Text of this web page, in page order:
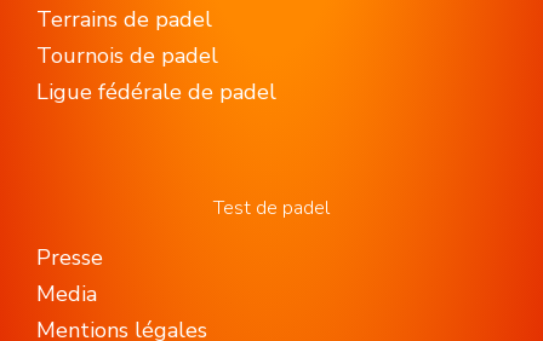
Terrains de padel
Tournois de padel
Ligue fédérale de padel
Test de padel
Presse
Media
Mentions légales